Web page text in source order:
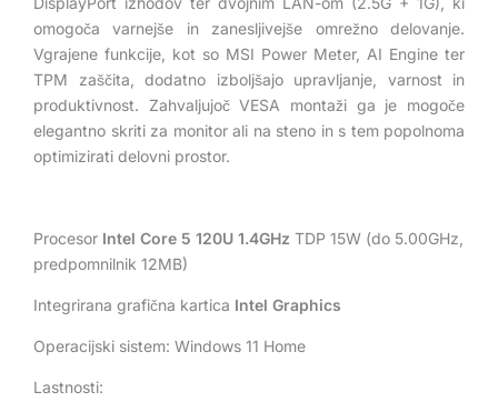
omogoča varnejše in zanesljivejše omrežno delovanje.
Vgrajene funkcije, kot so MSI Power Meter, AI Engine ter
TPM zaščita, dodatno izboljšajo upravljanje, varnost in
produktivnost. Zahvaljujoč VESA montaži ga je mogoče
elegantno skriti za monitor ali na steno in s tem popolnoma
optimizirati delovni prostor.
Procesor Intel Core 5 120U 1.4GHz TDP 15W (do 5.00GHz,
predpomnilnik 12MB)
Integrirana grafična kartica Intel Graphics
Operacijski sistem: Windows 11 Home
Lastnosti: